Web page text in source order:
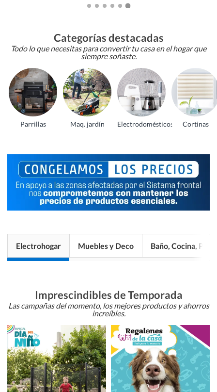
Categorías destacadas
Todo lo que necesitas para convertir tu casa en el hogar que
siempre soñaste.
Parrillas Maq. jardín Electrodomésticos Cortinas
Electrohogar Muebles y Deco Baño, Cocina, Pisos
Imprescindibles de Temporada
Las campañas del momento, los mejores productos y ahorros
increíbles.